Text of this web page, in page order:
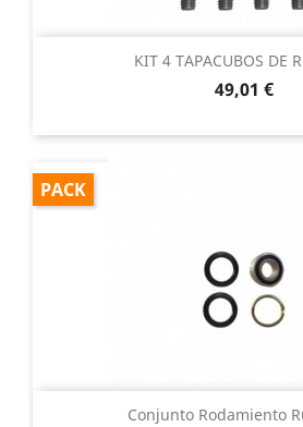
KIT 4 TAPACUBOS DE
Precio
49,01 €
Conjunto Rodamiento
PACK